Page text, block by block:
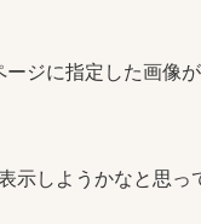
ジに指定した画像
示しようかなと思っ